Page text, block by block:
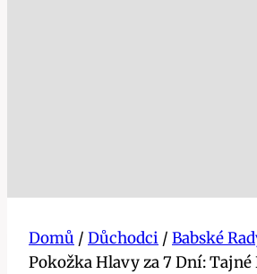
Domů / Důchodci / Babské
Pokožka Hlavy za 7 Dní: Tajné